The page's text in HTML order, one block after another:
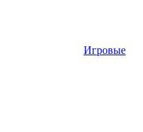
Игровые